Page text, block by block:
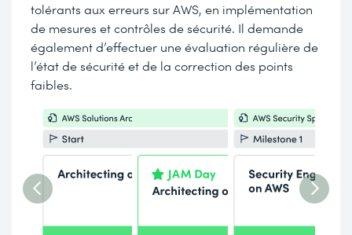
tolérants aux erreurs sur AWS, en implémentation
de mesures et contrôles de sécurité. Il demande
également d’effectuer une évaluation régulière de
l’état de sécurité et de la correction des points
faibles.